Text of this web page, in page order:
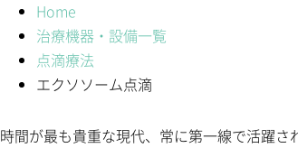
Home
治療機器・設備一覧
点滴療法
エクソソーム点滴
時間が最も貴重な現代、常に第一線で活躍